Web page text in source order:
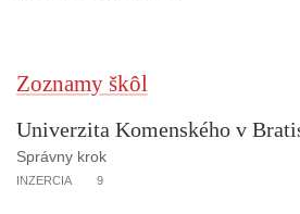
Zoznamy škôl
Univerzita Komenského v
Správny krok
INZERCIA 9